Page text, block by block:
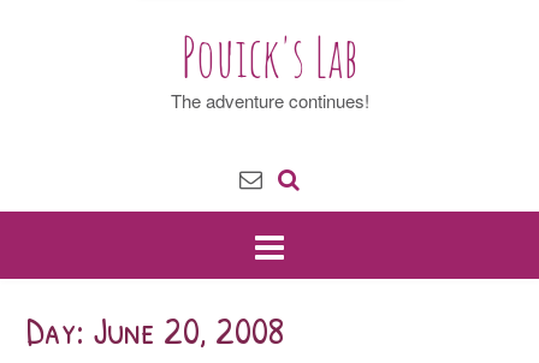
Pouick's Lab
The adventure continues!
Day: June 20, 2008